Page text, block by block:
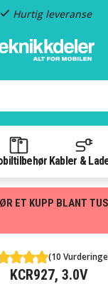
Hurtig leveranse
Kabler &
ET KUPP BLANT
(10
KCR927, 3.0V